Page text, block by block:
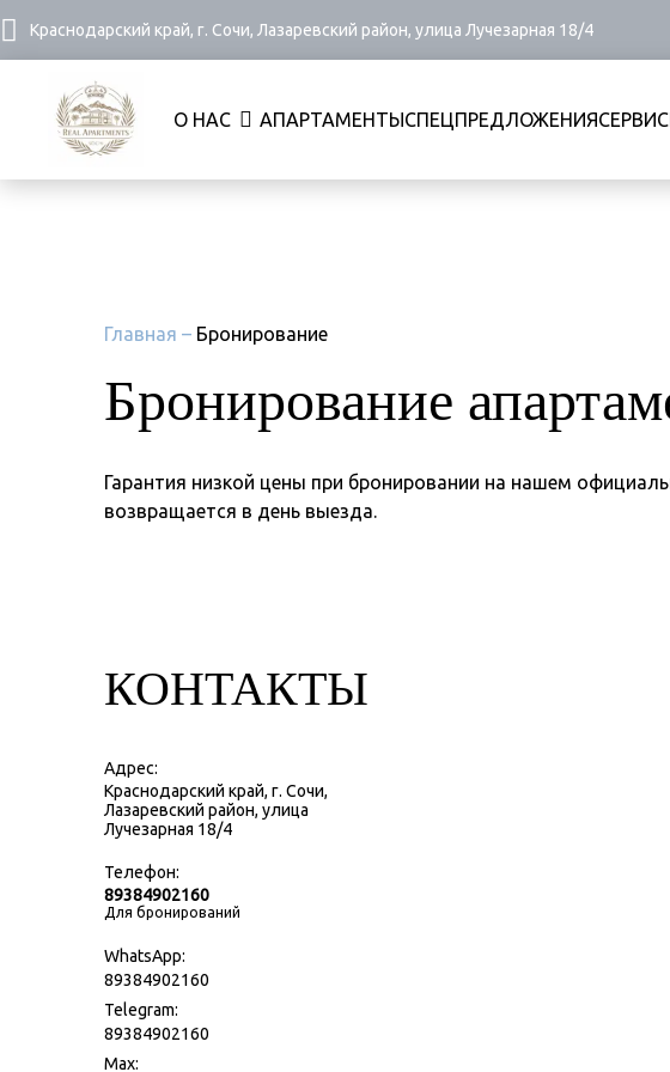
Краснодарский край, г. Сочи, Лазаревский район, улица Лучезарная 18/4
О НАС АПАРТАМЕНТЫСПЕЦПРЕДЛОЖЕНИЯСЕРВИС
Главная – Бронирование
Бронирование
Гарантия низкой цены при бронировании на нашем
возвращается в день выезда.
КОНТАКТЫ
Адрес:
Краснодарский край, г. Сочи,
Лазаревский район, улица
Лучезарная 18/4
Телефон:
89384902160
Для бронирований
WhatsApp:
89384902160
Telegram:
89384902160
Max: